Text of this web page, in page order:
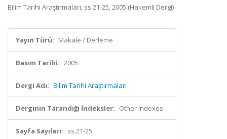
Bilim Tarihi Araştırmaları, ss.21-25, 2005 (Hakemli Dergi)
Yayın Türü: Makale / Derleme
Basım Tarihi: 2005
Dergi Adı: Bilim Tarihi Araştırmaları
Derginin Tarandığı İndeksler: Other Indexes
Sayfa Sayıları: ss.21-25